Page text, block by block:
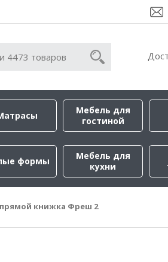
Мебель для
гостиной
формы
Мебель для
кухни
книжка Фреш 2